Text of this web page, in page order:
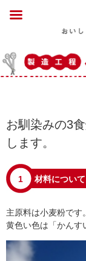
お馴染みの3
します。
1 材料について
主原料は小麦粉です。
黄色い色は「かんす